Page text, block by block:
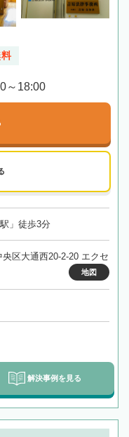
～18:00
」徒歩3分
区大通西20-2-20 エクセ
地図
解決事例を見る